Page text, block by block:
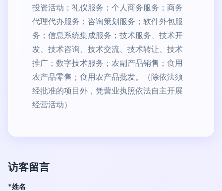
投资活动；礼仪服务；个人商务服务；商务
代理代办服务；咨询策划服务；软件外包服
务；信息系统集成服务；技术服务、技术开
发、技术咨询、技术交流、技术转让、技术
推广；数字技术服务；农副产品销售；食用
农产品零售；食用农产品批发。（除依法须
经批准的项目外，凭营业执照依法自主开展
经营活动）
访客留言
*姓名